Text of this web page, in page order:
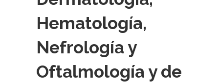
Hematología,
Nefrología y
Oftalmología y de